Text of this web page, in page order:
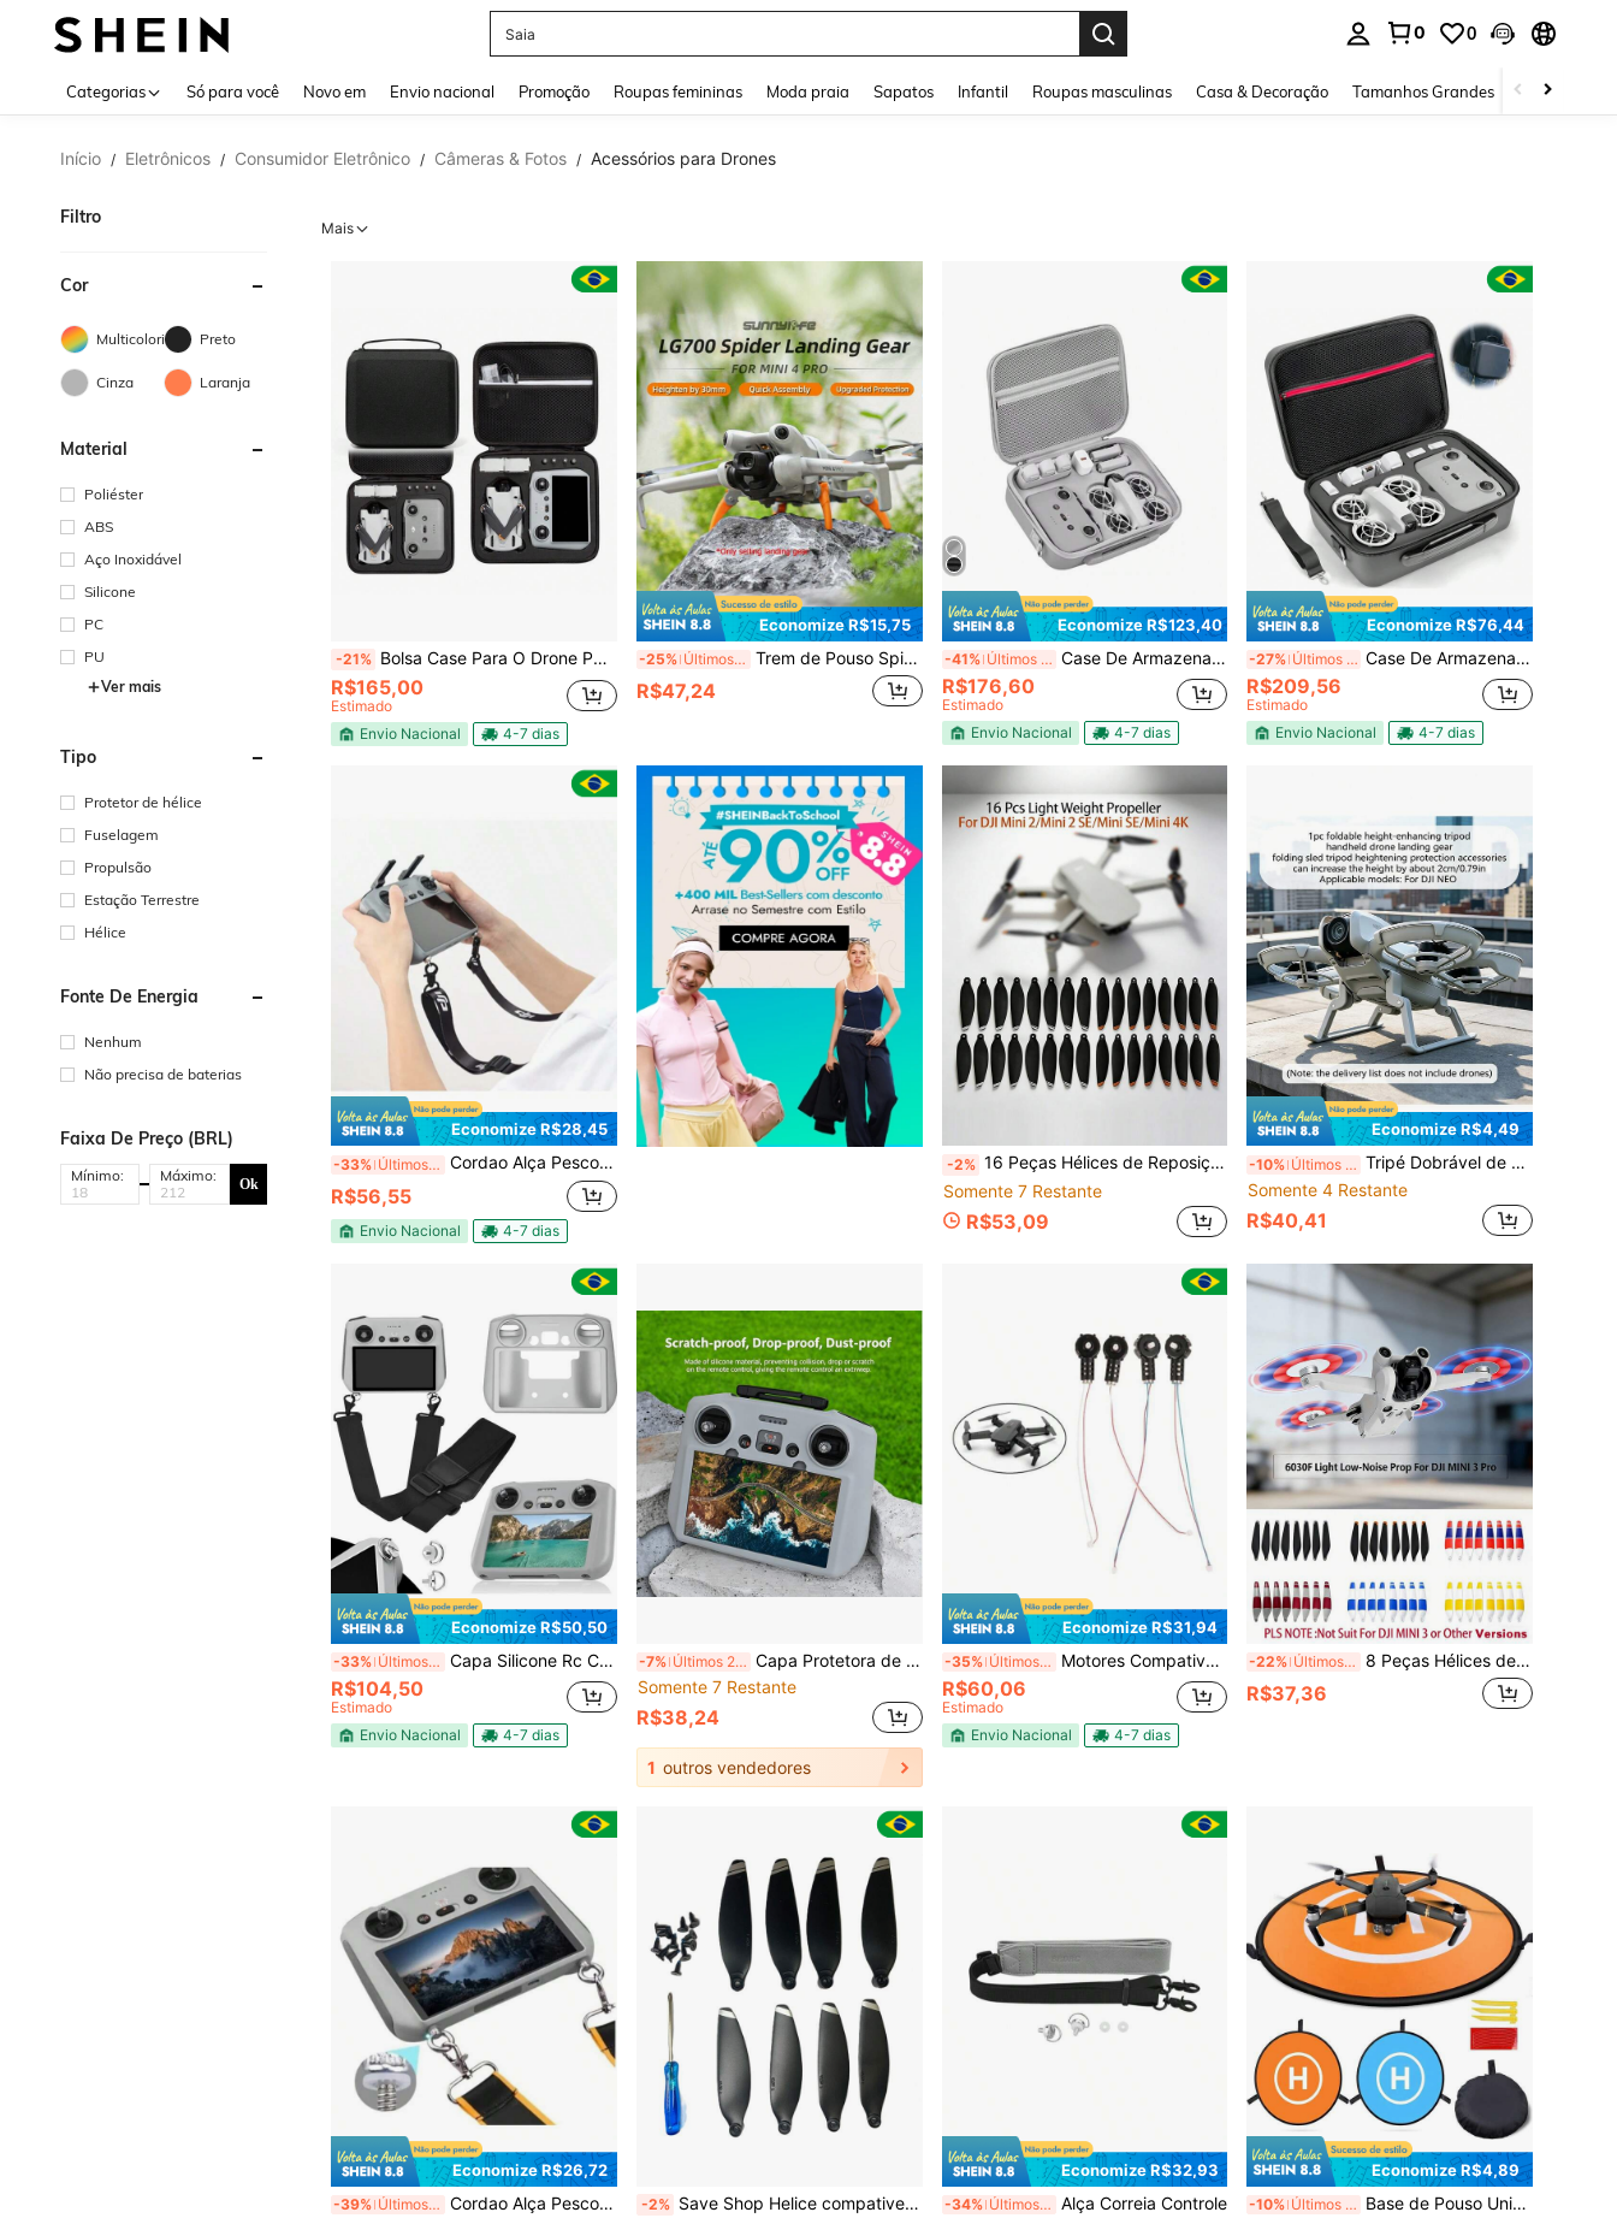
Calça Jeans Feminina
0 0
Categorias Só para você Novo em Envio nacional Promoção Roupas femininas Moda praia Sapatos Infantil Roupas masculinas Casa & Decoração Tamanhos Grandes Joias e
Início / Eletrônicos / Consumidor Eletrônico / Câmeras & Fotos / Acessórios para Drones
Filtro
Cor
Multicolorido Preto
Cinza Laranja
Material
Poliéster
ABS
Aço Inoxidável
Silicone
PC
PU
Ver mais
Tipo
Protetor de hélice
Fuselagem
Propulsão
Estação Terrestre
Hélice
Fonte De Energia
Nenhum
Não precisa de baterias
Faixa De Preço (BRL)
Mínimo: Máximo: Ok
Mais
-21% Bolsa Case Para O Drone Para Mavic Mini 3
R$165,00
Estimado
Envio Nacional
4-7 dias
Economize R$15,75
-25% Últimos 2 dias Trem de Pouso Spider LG700, Compatível Apenas com Drone Mini 4 Pro, Extensão de Altura de 30mm com Pernas de Pouso Dobráveis e Fivela de Silicone Antiderrapante, Suporte Protetor de Plástico e Silicone para Proteger o Sensor Visual do Gimbal, Não Inclui o Corpo do Drone, Acessório para Decolagem e Pouso Estáveis
R$47,24
Economize R$123,40
-41% Últimos 3 dias Case De Armazenamento Para Drone E Acessórios
R$176,60
Estimado
Envio Nacional
4-7 dias
Economize R$76,44
-27% Últimos 3 dias Case De Armazenamento Para Drone Bolsa E Acessórios
R$209,56
Estimado
Envio Nacional
4-7 dias
Economize R$28,45
-33% Últimos 3 dias Cordao Alça Pescoço 3 Pro
R$56,55
Envio Nacional 4-7 dias
-2% 16 Peças Hélices de Reposição Leves e de Baixo Ruído Apenas para Drones Mini 2 Mini 2 SE Mini SE Mini 4K, Verifique Seu Modelo Primeiro para Evitar Tamanho Inadequado, Drone Não Incluído
Somente 7 Restante
R$53,09
Economize R$4,49
-10% Últimos 2 dias Tripé Dobrável de Aumento de Altura para Pouso de Drone, Protetor de Skid com Elevação de 0,79 Polegadas, Acessório Leve de Proteção Contra Arranhões com Liberação Rápida, Suporte Portátil Dobrável de Pé de Esqui para Drones de Câmera de Bolso Mini, Drone Não Incluído
Somente 4 Restante
R$40,41
Economize R$50,50
-33% Últimos 3 dias Capa Silicone Rc Controle Alça Cordão para drone *1 + capa de silicone *1
R$104,50
Estimado
Envio Nacional
4-7 dias
-7% Últimos 2 dias Capa Protetora de Silicone para Controle Remoto Mini 4 Pro, Drone Air 3 RC12 com Acessório de Protetor de Tela
Somente 7 Restante
R$38,24
1 outros vendedores
Economize R$31,94
-35% Últimos 3 dias Motores Compativel Com E88 Para Drone - 4 Peças
R$60,06
Estimado
Envio Nacional
4-7 dias
-22% Últimos 3 dias 8 Peças Hélices de Liberação Rápida de Baixo Ruído 6030F Compatíveis Apenas com Drones Mini 3 Pro / Mini 4 Pro Não Compatíveis com Mini 3 Padrão e Outros Modelos de Drones Hélices de Reposição Leves Flexíveis e Silenciosas Drone e Parafusos de Montagem Não Incluídos Peças de Reposição para Voo Silencioso
R$37,36
Economize R$26,72
-39% Últimos 3 dias Cordao Alça Pescoço P/ Controle -2% Save Shop Helice compativel Drone Mavic Mini - Kit 8 pcs com chave e parafusos
Economize R$32,93
-34% Últimos 3 dias Alça Correia Controle
Economize R$4,89
-10% Últimos 2 dias Base de Pouso Universal À Prova D'água para Drones, Tapete de Pouso Dobrável Rapidamente de Dupla Face para Quadricópteros RC, Drones, Helicópteros, Compatível com DJI Spark Mavic Pro Phantom 2/3/4 Pro Inspire 2/1 3DR Solo